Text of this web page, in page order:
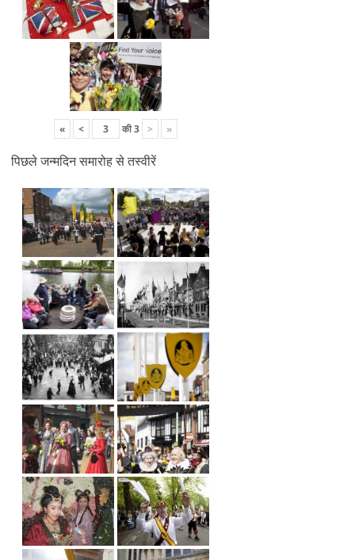
« < की3 > »
पिछले जन्मदिन समारोह से तस्वीरें